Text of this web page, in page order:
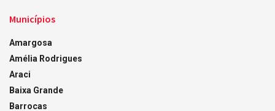
Municípios
Amargosa
Amélia Rodrigues
Araci
Baixa Grande
Barrocas